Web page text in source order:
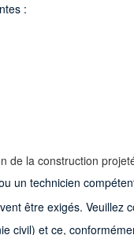
:
de la construction
un technicien
être exigés. Veuillez
civil) et ce,